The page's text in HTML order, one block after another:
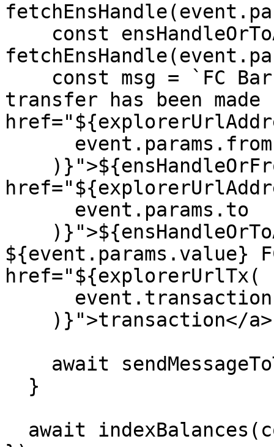
transfer has been made
${event.params.value}
href="${explorerUrlTx(